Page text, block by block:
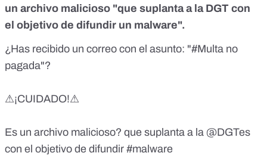
un archivo malicioso "que suplanta a la DGT con
el objetivo de difundir un malware".
¿Has recibido un correo con el asunto: "#Multa no
pagada"?
⚠¡CUIDADO!⚠
Es un archivo malicioso? que suplanta a la @DGTes
con el objetivo de difundir #malware